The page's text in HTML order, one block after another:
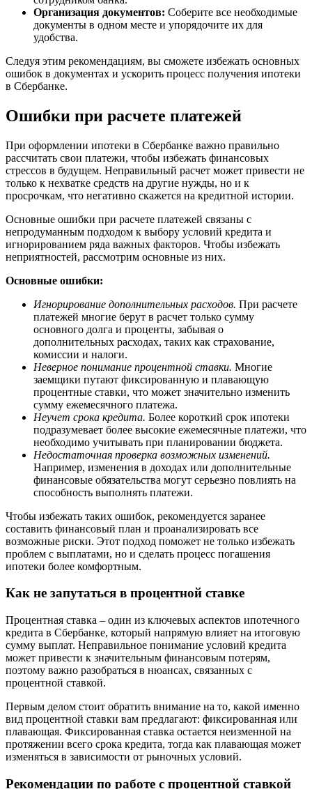
Организация документов: Соберите все необходимые
документы в одном месте и упорядочите их для
удобства.
Следуя этим рекомендациям, вы сможете избежать основных
ошибок в документах и ускорить процесс получения ипотеки
в Сбербанке.
Ошибки при расчете платежей
При оформлении ипотеки в Сбербанке важно правильно
рассчитать свои платежи, чтобы избежать финансовых
стрессов в будущем. Неправильный расчет может привести не
только к нехватке средств на другие нужды, но и к
просрочкам, что негативно скажется на кредитной истории.
Основные ошибки при расчете платежей связаны с
непродуманным подходом к выбору условий кредита и
игнорированием ряда важных факторов. Чтобы избежать
неприятностей, рассмотрим основные из них.
Основные ошибки:
Игнорирование дополнительных расходов. При расчете
платежей многие берут в расчет только сумму
основного долга и проценты, забывая о
дополнительных расходах, таких как страхование,
комиссии и налоги.
Неверное понимание процентной ставки. Многие
заемщики путают фиксированную и плавающую
процентные ставки, что может значительно изменить
сумму ежемесячного платежа.
Неучет срока кредита. Более короткий срок ипотеки
подразумевает более высокие ежемесячные платежи, что
необходимо учитывать при планировании бюджета.
Недостаточная проверка возможных изменений.
Например, изменения в доходах или дополнительные
финансовые обязательства могут серьезно повлиять на
способность выполнять платежи.
Чтобы избежать таких ошибок, рекомендуется заранее
составить финансовый план и проанализировать все
возможные риски. Этот подход поможет не только избежать
проблем с выплатами, но и сделать процесс погашения
ипотеки более комфортным.
Как не запутаться в процентной ставке
Процентная ставка – один из ключевых аспектов ипотечного
кредита в Сбербанке, который напрямую влияет на итоговую
сумму выплат. Неправильное понимание условий кредита
может привести к значительным финансовым потерям,
поэтому важно разобраться в нюансах, связанных с
процентной ставкой.
Первым делом стоит обратить внимание на то, какой именно
вид процентной ставки вам предлагают: фиксированная или
плавающая. Фиксированная ставка остается неизменной на
протяжении всего срока кредита, тогда как плавающая может
изменяться в зависимости от рыночных условий.
Рекомендации по работе с процентной ставкой